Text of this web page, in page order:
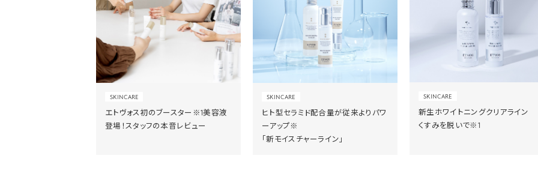
SKINCARE
エトヴォス初のブースター※1美容液
登場！スタッフの本音レビュー
SKINCARE
ヒト型セラミド配合量が従来よりパワ
ーアップ※
「新モイスチャーライン」
SKINCARE
新生ホワイトニングクリアライン
くすみを脱いで※1